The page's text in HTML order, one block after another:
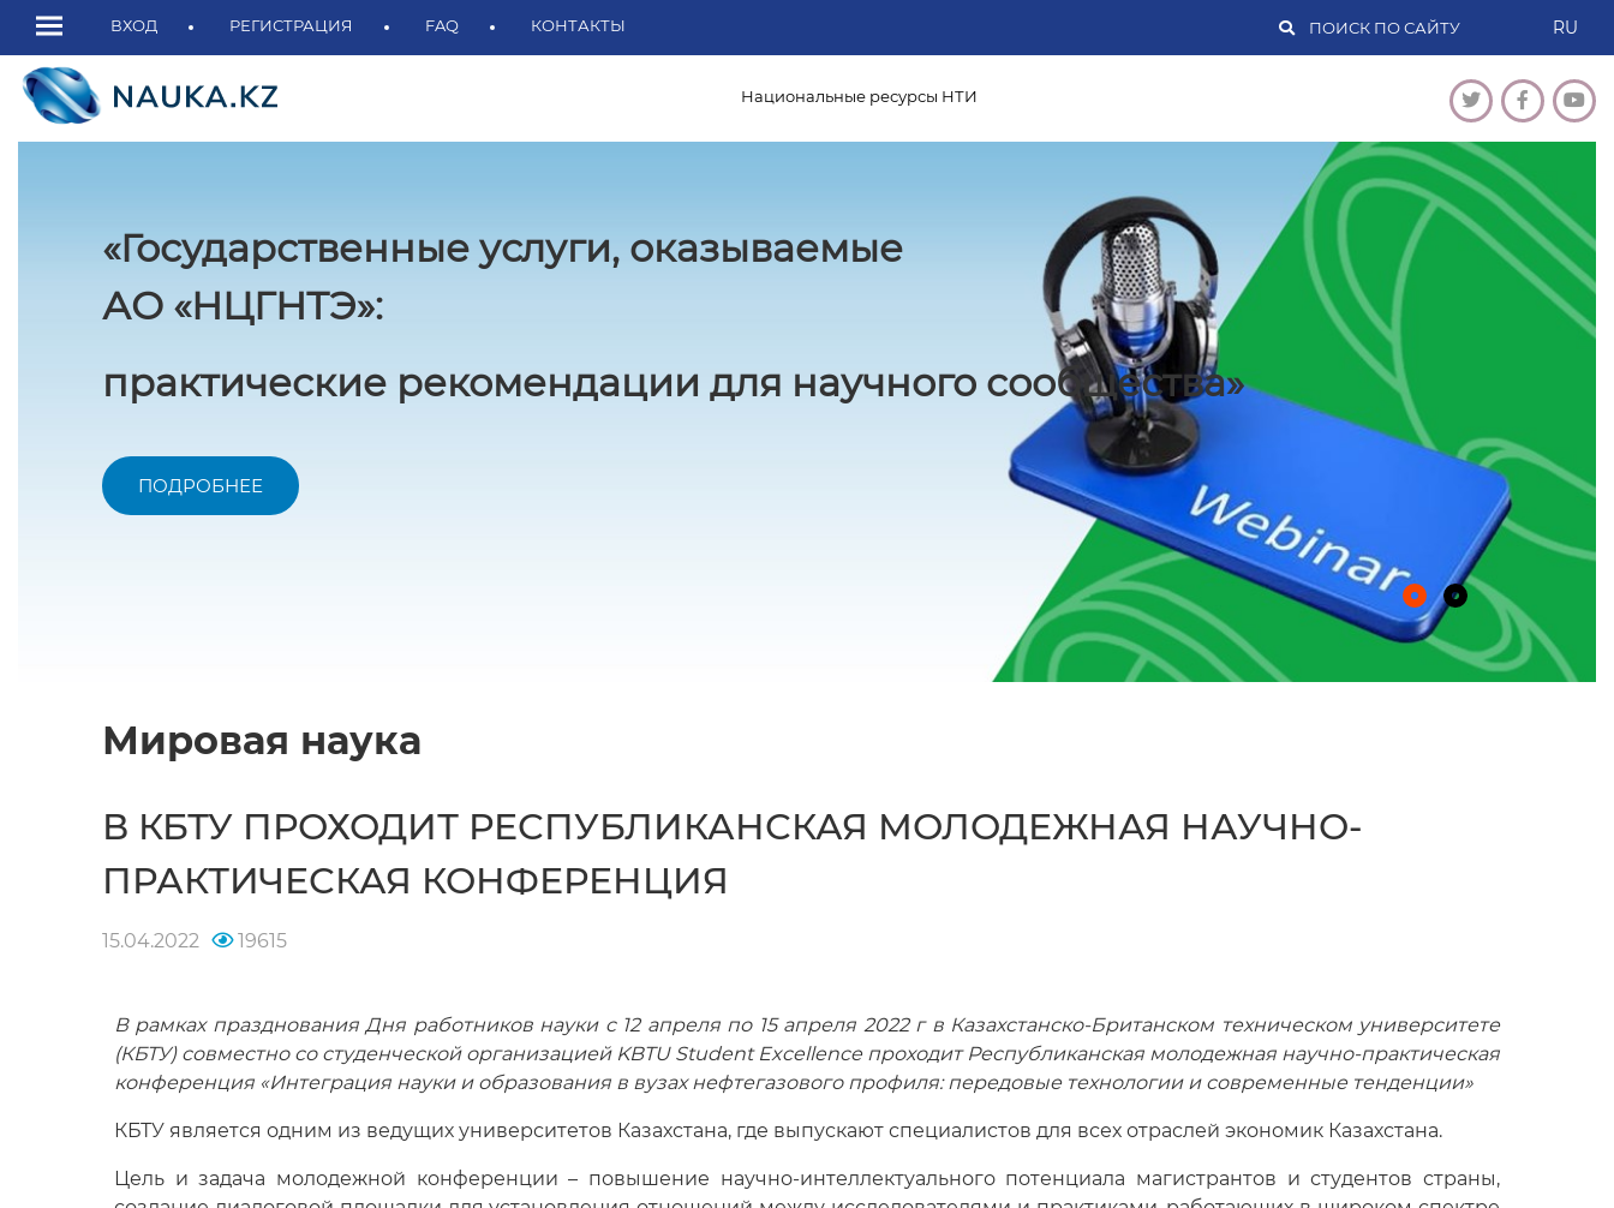
ВХОД РЕГИСТРАЦИЯ FAQ КОНТАКТЫ RU
Национальные ресурсы НТИ
«Государственные услуги, оказываемые
АО «НЦГНТЭ»:
практические рекомендации для научного сообщества»
ПОДРОБНЕЕ
Мировая наука
В КБТУ ПРОХОДИТ РЕСПУБЛИКАНСКАЯ МОЛОДЕЖНАЯ НАУЧНО-
ПРАКТИЧЕСКАЯ КОНФЕРЕНЦИЯ
15.04.2022 19615
В рамках празднования Дня работников науки c 12 апреля по 15 апреля 2022 г в Казахстанско-Британском техническом университете
(КБТУ) совместно со студенческой организацией KBTU Student Excellence проходит Республиканская молодежная научно-практическая
конференция «Интеграция науки и образования в вузах нефтегазового профиля: передовые технологии и современные тенденции»
КБТУ является одним из ведущих университетов Казахстана, где выпускают специалистов для всех отраслей экономик Казахстана.
Цель и задача молодежной конференции – повышение научно-интеллектуального потенциала магистрантов и студентов страны,